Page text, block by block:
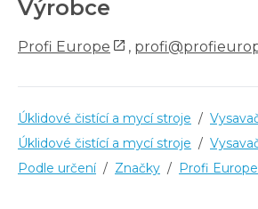
Výrobce
Profi Europe ,
Úklidové čistící a mycí stroje /
Úklidové čistící a mycí stroje /
Podle určení / Značky / Profi Europe